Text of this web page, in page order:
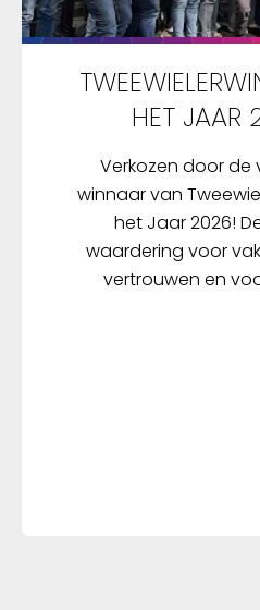
HET JAAR
Verkozen door de
winnaar van
het Jaar 2026!
waardering voor
vertrouwen en